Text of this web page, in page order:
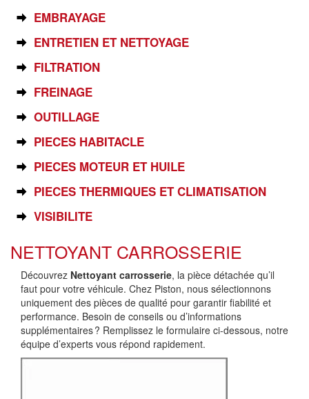
EMBRAYAGE
ENTRETIEN ET NETTOYAGE
FILTRATION
FREINAGE
OUTILLAGE
PIECES HABITACLE
PIECES MOTEUR ET HUILE
PIECES THERMIQUES ET CLIMATISATION
VISIBILITE
NETTOYANT CARROSSERIE
Découvrez Nettoyant carrosserie, la pièce détachée qu’il
faut pour votre véhicule. Chez Piston, nous sélectionnons
uniquement des pièces de qualité pour garantir fiabilité et
performance. Besoin de conseils ou d’informations
supplémentaires ? Remplissez le formulaire ci-dessous, notre
équipe d’experts vous répond rapidement.